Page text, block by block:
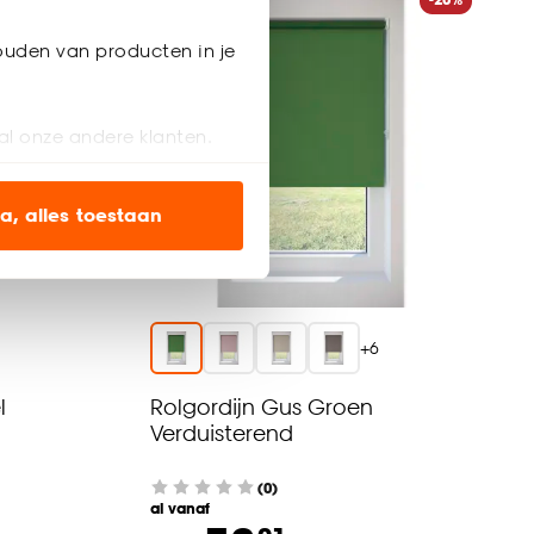
van producten in je
onze andere klanten.
om alleen de
wel of niet te
cookieverklaring
alles toestaan
+6
Rolgordijn Gus Groen
Verduisterend
(0)
al vanaf